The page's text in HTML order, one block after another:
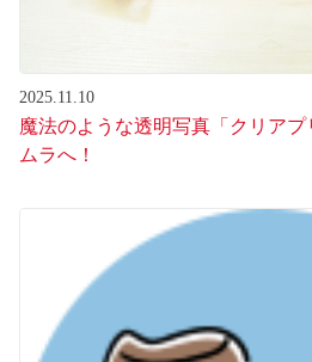
2025.11.10
魔法のような透明写真「クリア
ムラへ！